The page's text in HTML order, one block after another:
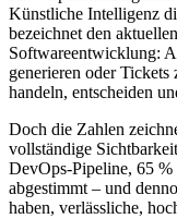
Künstliche Intelligenz
bezeichnet den
Softwareentwicklung:
generieren oder Tickets
handeln, entscheiden
Doch die Zahlen
vollständige
DevOps-Pipeline, 65 %
abgestimmt – und
haben, verlässliche,